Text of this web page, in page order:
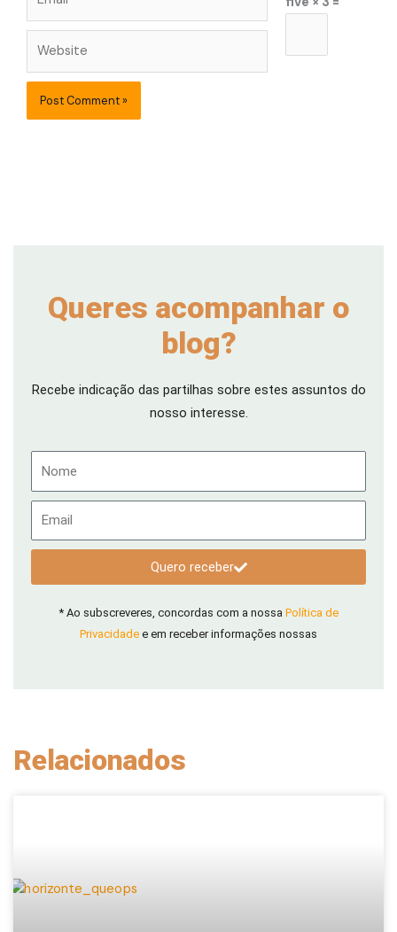
Queres acompanhar o
blog?
Recebe indicação das partilhas sobre estes assuntos do
nosso interesse.
Quero receber
* Ao subscreveres, concordas com a nossa Política de
Privacidade e em receber informações nossas
Relacionados